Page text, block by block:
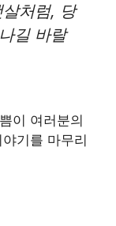
처럼, 당
길 바랄
이 여러분의
기를 마무리